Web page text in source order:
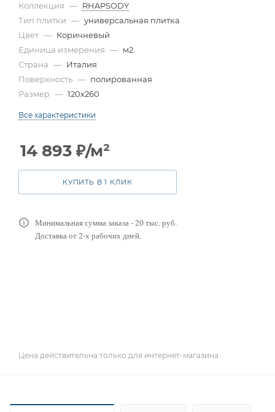
Коллекция — RHAPSODY
Тип плитки — универсальная плитка
Цвет — Коричневый
Единица измерения — м2
Страна — Италия
Поверхность — полированная
Размер — 120x260
Все характеристики
14 893 ₽/м²
КУПИТЬ В 1 КЛИК
Минимальная сумма заказа - 20 тыс. руб.
Доставка от 2-х рабочих дней.
Цена действительна только для интернет-магазина.